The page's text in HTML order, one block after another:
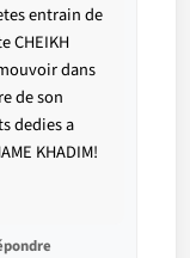
entrain de
CHEIKH
dans
de son
dedies a
KHADIM!